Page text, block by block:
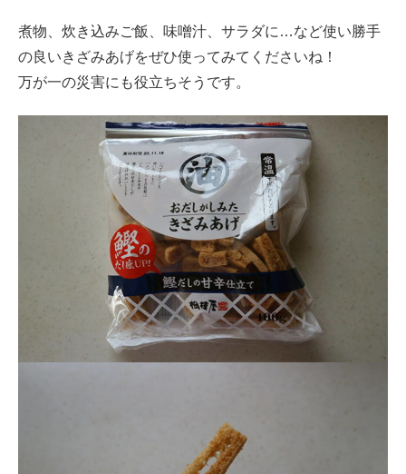
煮物、炊き込みご飯、味噌汁、サラダに…など使い勝手
の良いきざみあげをぜひ使ってみてくださいね！
万が一の災害にも役立ちそうです。